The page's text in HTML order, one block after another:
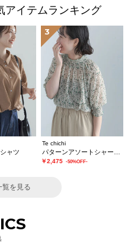
アイテムランキング
ャツ
3
Te chichi
￥2,475 -50%OFF-
覧を見る